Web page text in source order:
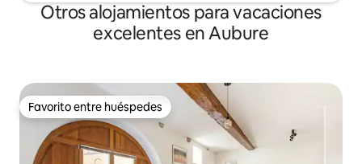
Otros alojamientos para vacaciones
excelentes en Aubure
Favorito entre huéspedes
Favorito entre huéspedes